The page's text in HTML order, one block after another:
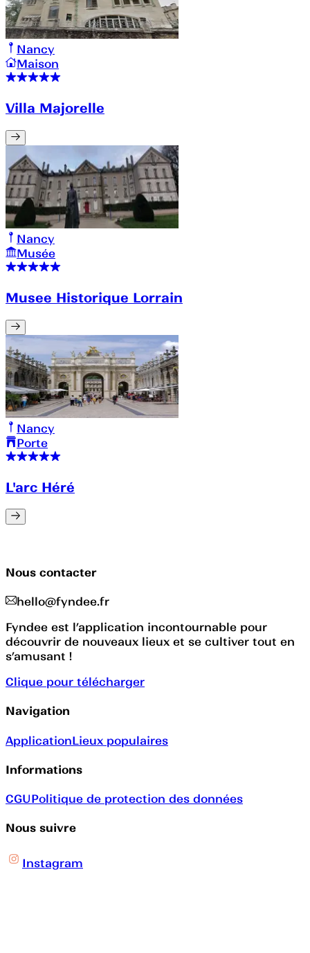
Nancy
Maison
Villa Majorelle
Nancy
Musée
Musee Historique Lorrain
Nancy
Porte
L'arc Héré
Nous contacter
hello@fyndee.fr
Fyndee est l’application incontournable pour
découvrir de nouveaux lieux et se cultiver tout en
s’amusant !
Clique pour télécharger
Navigation
ApplicationLieux populaires
Informations
CGUPolitique de protection des données
Nous suivre
Instagram